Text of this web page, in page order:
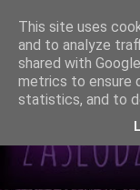
This site uses
and to analyze
shared with
metrics to ensure
statistics, and to